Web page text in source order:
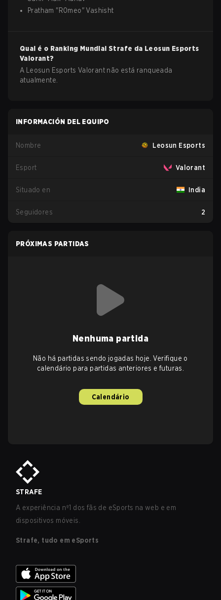
Pratham "R0meo"Vashisht
Qual é o Ranking Mundial Strafe da Leosun Esports
Valorant?
A Leosun Esports Valorant não está ranqueada
atualmente.
INFORMACIÓN DEL EQUIPO
Nombre Leosun Esports
Esport Valorant
Situado en India
Seguidores 2
PRÓXIMAS PARTIDAS
Nenhuma partida
Não há partidas sendo jogadas hoje. Verifique o
calendário para partidas anteriores e futuras.
Calendário
STRAFE
A experiência nº1 dos fãs de eSports na web e em
dispositivos móveis.
Strafe, tudo em eSports